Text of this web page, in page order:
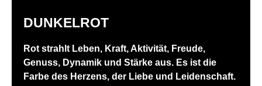
DUNKELROT
Rot strahlt Leben, Kraft, Aktivität, Freude,
Genuss, Dynamik und Stärke aus. Es ist die
Farbe des Herzens, der Liebe und Leidenschaft.